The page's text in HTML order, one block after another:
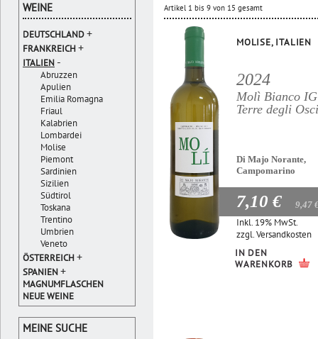
Artikel 1 bis 9 von 15 gesamt
MOLISE, ITALIEN
2024
Molì Bianco
Terre degli Osci
Di Majo Norante,
Campomarino
7,10 € 9,47
Inkl. 19% MwSt.
zzgl.Versandkosten
IN DEN
WARENKORB
WEINE
DEUTSCHLAND+
FRANKREICH+
ITALIEN -
Abruzzen
Apulien
Emilia Romagna
Friaul
Kalabrien
Lombardei
Molise
Piemont
Sardinien
Sizilien
Südtirol
Toskana
Trentino
Umbrien
Veneto
ÖSTERREICH+
SPANIEN+
MAGNUMFLASCHEN
NEUE WEINE
MEINE SUCHE